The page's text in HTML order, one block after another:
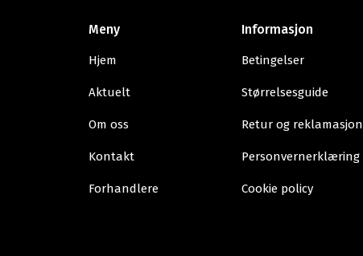
Meny
Hjem
Aktuelt
Om oss
Kontakt
Forhandlere
Informasjon
Betingelser
Størrelsesguide
Retur og reklamasjon
Personvernerklæring
Cookie policy